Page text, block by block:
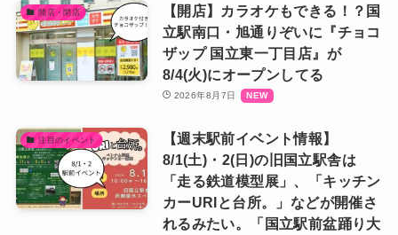
開店・閉店
【開店】カラオケもできる！？国
立駅南口・旭通りぞいに『チョコ
ザップ 国立東一丁目店』が
8/4(火)にオープンしてる
2026年8月7日
注目のイベント
【週末駅前イベント情報】
8/1(土)・2(日)の旧国立駅舎は
「走る鉄道模型展」、「キッチン
カーURIと台所。」などが開催さ
れるみたい。「国立駅前盆踊り大